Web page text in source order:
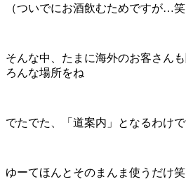
（ついでにお酒飲むためですが…笑
そんな中、たまに海外のお客さん
ろんな場所をね
でたでた、「道案内」となるわけ
ゆーてほんとそのまんま使うだけ笑